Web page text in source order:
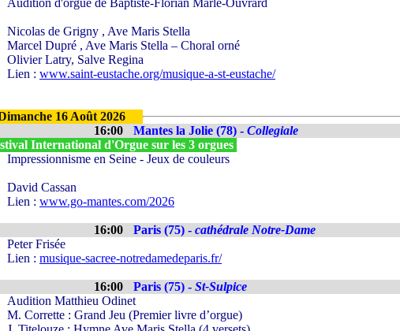
Audition d'orgue de Baptiste-Florian Marle-Ouvrard
Nicolas de Grigny , Ave Maris Stella
Marcel Dupré , Ave Maris Stella – Choral orné
Olivier Latry, Salve Regina
Lien : www.saint-eustache.org/musique-a-st-eustache/
16 Août 2026
16:00
Mantes la Jolie (78) - Collegiale
International d'Orgue sur les 3 orgues
Impressionnisme en Seine - Jeux de couleurs
David Cassan
Lien : www.go-mantes.com/2026
16:00 Paris (75) - cathédrale Notre-Dame
Peter Frisée
Lien : musique-sacree-notredamedeparis.fr/
16:00 Paris (75) - St-Sulpice
Audition Matthieu Odinet
M. Corrette : Grand Jeu (Premier livre d’orgue)